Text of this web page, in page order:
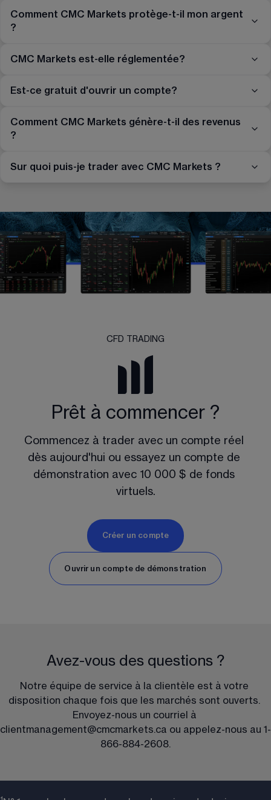
Comment CMC Markets protège-t-il mon argent
?
CMC Markets est-elle réglementée?
Est-ce gratuit d'ouvrir un compte?
Comment CMC Markets génère-t-il des revenus
?
Sur quoi puis-je trader avec CMC Markets ?
CFD TRADING
Prêt à commencer ?
Commencez à trader avec un compte réel
dès aujourd'hui ou essayez un compte de
démonstration avec 10 000 $ de fonds
virtuels.
Créer un compte
Ouvrir un compte de démonstration
Avez-vous des questions ?
Notre équipe de service à la clientèle est à votre
disposition chaque fois que les marchés sont ouverts.
Envoyez-nous un courriel à
clientmanagement@cmcmarkets.ca ou appelez-nous au 1-
866-884-2608.